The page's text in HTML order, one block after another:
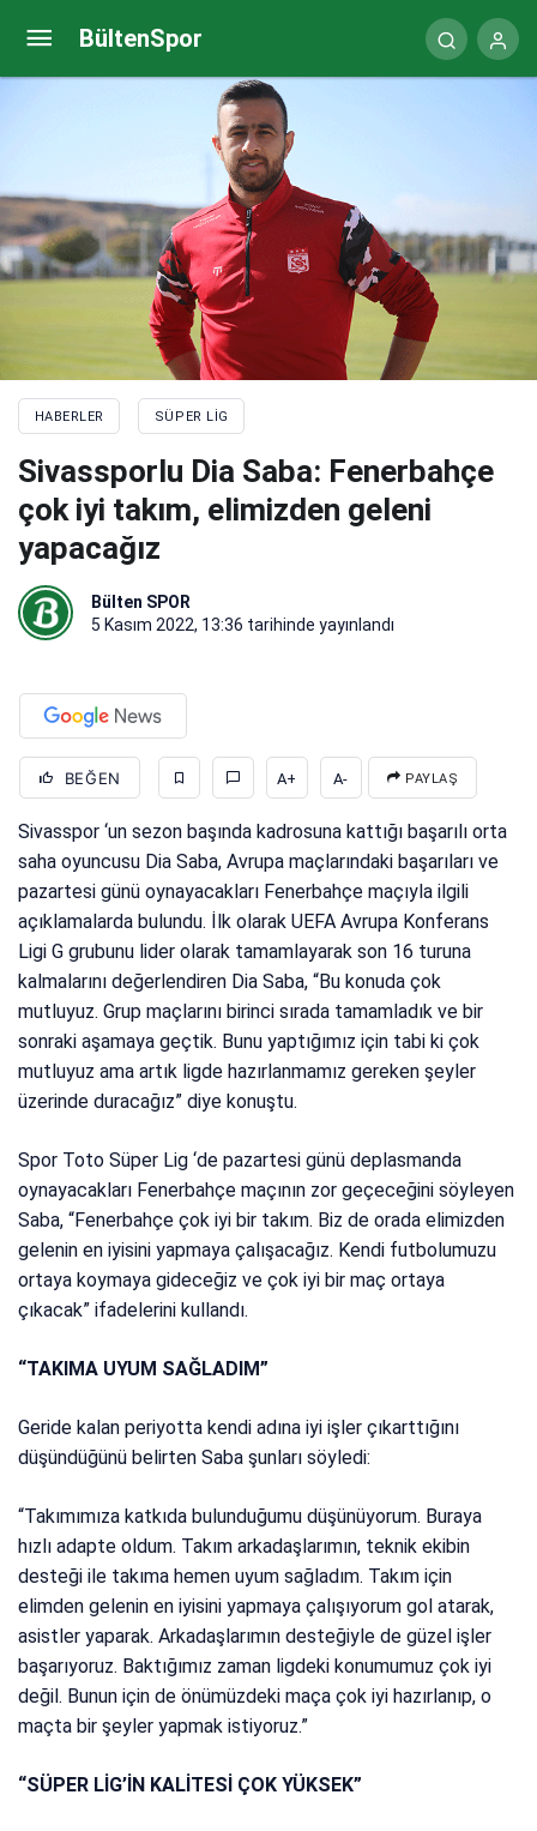
BültenSpor
HABERLER SÜPER LIG
Sivassporlu Dia Saba: Fenerbahçe
çok iyi takım, elimizden geleni
yapacağız
Bülten SPOR
5 Kasım 2022, 13:36 tarihinde yayınlandı
BEĞEN A+ A- PAYLAŞ
Sivasspor ‘un sezon başında kadrosuna kattığı başarılı orta
saha oyuncusu Dia Saba, Avrupa maçlarındaki başarıları ve
pazartesi günü oynayacakları Fenerbahçe maçıyla ilgili
açıklamalarda bulundu. İlk olarak UEFA Avrupa Konferans
Ligi G grubunu lider olarak tamamlayarak son 16 turuna
kalmalarını değerlendiren Dia Saba, “Bu konuda çok
mutluyuz. Grup maçlarını birinci sırada tamamladık ve bir
sonraki aşamaya geçtik. Bunu yaptığımız için tabi ki çok
mutluyuz ama artık ligde hazırlanmamız gereken şeyler
üzerinde duracağız” diye konuştu.
Spor Toto Süper Lig ‘de pazartesi günü deplasmanda
oynayacakları Fenerbahçe maçının zor geçeceğini söyleyen
Saba, “Fenerbahçe çok iyi bir takım. Biz de orada elimizden
gelenin en iyisini yapmaya çalışacağız. Kendi futbolumuzu
ortaya koymaya gideceğiz ve çok iyi bir maç ortaya
çıkacak” ifadelerini kullandı.
“TAKIMA UYUM SAĞLADIM”
Geride kalan periyotta kendi adına iyi işler çıkarttığını
düşündüğünü belirten Saba şunları söyledi:
“Takımımıza katkıda bulunduğumu düşünüyorum. Buraya
hızlı adapte oldum. Takım arkadaşlarımın, teknik ekibin
desteği ile takıma hemen uyum sağladım. Takım için
elimden gelenin en iyisini yapmaya çalışıyorum gol atarak,
asistler yaparak. Arkadaşlarımın desteğiyle de güzel işler
başarıyoruz. Baktığımız zaman ligdeki konumumuz çok iyi
değil. Bunun için de önümüzdeki maça çok iyi hazırlanıp, o
maçta bir şeyler yapmak istiyoruz.”
“SÜPER LİG’İN KALİTESİ ÇOK YÜKSEK”
(ÖZET) Giresunspor-İstanbulspor maç sonucu: 3-2